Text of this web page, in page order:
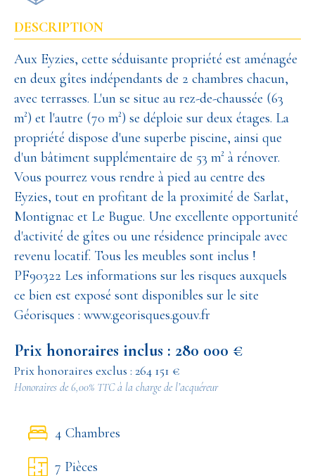
DESCRIPTION
Aux Eyzies, cette séduisante propriété est aménagée
en deux gîtes indépendants de 2 chambres chacun,
avec terrasses. L'un se situe au rez-de-chaussée (63
m²) et l'autre (70 m²) se déploie sur deux étages. La
propriété dispose d'une superbe piscine, ainsi que
d'un bâtiment supplémentaire de 53 m² à rénover.
Vous pourrez vous rendre à pied au centre des
Eyzies, tout en profitant de la proximité de Sarlat,
Montignac et Le Bugue. Une excellente opportunité
d'activité de gîtes ou une résidence principale avec
revenu locatif. Tous les meubles sont inclus !
PF90322 Les informations sur les risques auxquels
ce bien est exposé sont disponibles sur le site
Géorisques : www.georisques.gouv.fr
Prix honoraires inclus : 280 000 €
Prix honoraires exclus : 264 151 €
Honoraires de 6,00% TTC à la charge de l’acquéreur
4 Chambres
7 Pièces